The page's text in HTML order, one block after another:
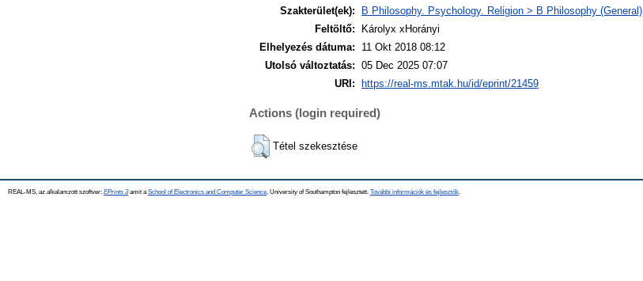
Szakterület(ek):
B Philosophy. Psychology. Religion > B Philosophy (General)
Feltöltő:
Károlyx xHorányi
Elhelyezés dátuma:
11 Okt 2018 08:12
Utolsó változtatás: 05 Dec 2025 07:07
URI:
https://real-ms.mtak.hu/id/eprint/21459
Actions (login required)
Tétel szekesztése
REAL-MS, az alkalamzott szoftver: EPrints 3amit a School of Electronics and Computer Science , University of Southampton fejlesztett. További információk és fejlesztők